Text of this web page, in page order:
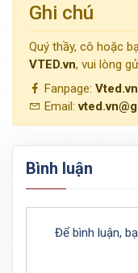
Ghi chú
Quý thầy, cô hoặc
VTED.vn, vui lòng
Fanpage:
Email:
Bình luận
Để bình luận,